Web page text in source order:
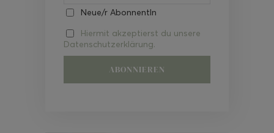
Neue/r AbonnentIn
Hiermit akzeptierst du unsere
Datenschutzerklärung.